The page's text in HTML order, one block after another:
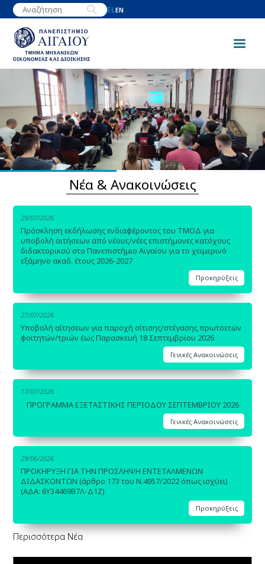
Παράκαμψη
προς
κυρίως
περιεχόμενο
ELEN
Νέα & Ανακοινώσεις
29/07/2026
Πρόσκληση εκδήλωσης ενδιαφέροντος του ΤΜΟΔ για
υποβολή αιτήσεων από νέους/νέες επιστήμονες κατόχους
διδακτορικού στο Πανεπιστήμιο Αιγαίου για το χειμερινό
εξάμηνο ακαδ. έτους 2026-2027
Προκηρύξεις
27/07/2026
Υποβολή αίτησεων για παροχή σίτισης/στέγασης πρωτοετών
φοιτητών/τριών έως Παρασκευή 18 Σεπτεμβρίου 2026
Γενικές Ανακοινώσεις
17/07/2026
ΠΡΟΓΡΑΜΜΑ ΕΞΕΤΑΣΤΙΚΗΣ ΠΕΡΙΟΔΟΥ ΣΕΠΤΕΜΒΡΙΟΥ 2026
Γενικές Ανακοινώσεις
29/06/2026
ΠΡΟΚΗΡΥΞΗ ΓΙΑ ΤΗΝ ΠΡΟΣΛΗΨΗ ΕΝΤΕΤΑΛΜΕΝΩΝ
ΔΙΔΑΣΚΟΝΤΩΝ (άρθρο 173 του Ν.4957/2022 όπως ισχύει)
(ΑΔΑ: 6Υ34469Β7Λ-Δ1Ζ)
Προκηρύξεις
Περισσότερα Νέα